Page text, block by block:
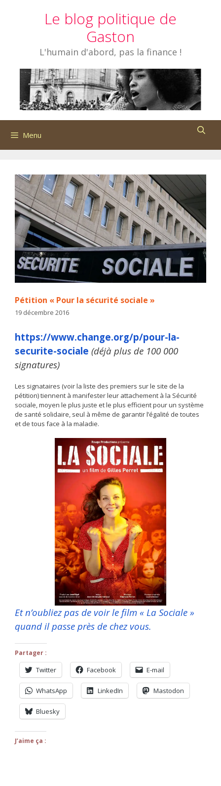
Le blog politique de
Gaston
L'humain d'abord, pas la finance !
Menu
Pétition « Pour la sécurité sociale »
19 décembre 2016
https://www.change.org/p/pour-la-
securite-sociale (déjà plus de 100 000
signatures)
Les signataires (voir la liste des premiers sur le site de la
pétition) tiennent à manifester leur attachement à la Sécurité
sociale, moyen le plus juste et le plus efficient pour un système
de santé solidaire, seul à même de garantir l’égalité de toutes
et de tous face à la maladie.
Et n’oubliez pas de voir le film « La Sociale »
quand il passe près de chez vous.
Partager :
Twitter Facebook E-mail
WhatsApp LinkedIn Mastodon
Bluesky
J’aime ça :